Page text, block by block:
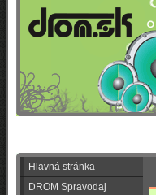
Hlavná stránka
DROM Spravodaj